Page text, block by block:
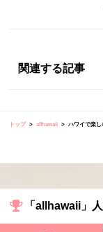
関連する記事
トップ allhawaii ハワイで楽し
「allhawaii」